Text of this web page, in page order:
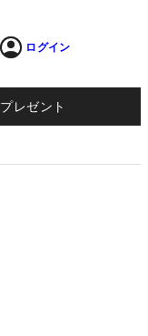
ログイン
プレゼント